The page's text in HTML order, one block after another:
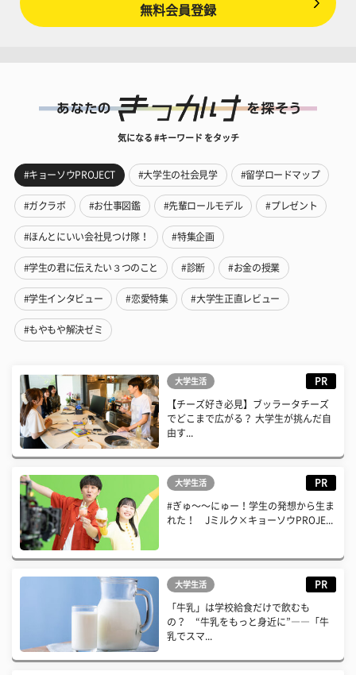
無料会員登録
気になる #キーワード をタッチ
#キョーソウPROJECT #大学生の社会見学 #留学ロードマップ
#ガクラボ #お仕事図鑑 #先輩ロールモデル #プレゼント
#ほんとにいい会社見つけ隊！ #特集企画
#学生の君に伝えたい３つのこと #診断 #お金の授業
#学生インタビュー #恋愛特集 #大学生正直レビュー
#もやもや解決ゼミ
大学生活 PR
【チーズ好き必見】ブッラータチーズ
でどこまで広がる？ 大学生が挑んだ自
由す...
大学生活 PR
#ぎゅ〜〜にゅー！学生の発想から生ま
れた！ Jミルク×キョーソウPROJE...
大学生活 PR
「牛乳」は学校給食だけで飲むも
の？ “牛乳をもっと身近に”――「牛
乳でスマ...